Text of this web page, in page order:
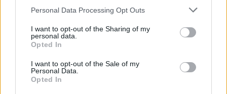
Personal Data Processing Opt Outs
I want to opt-out of the Sharing of my
personal data.
Opted In
I want to opt-out of the Sale of my
Personal Data.
Opted In
ACTUALITATE ACTUALITATE